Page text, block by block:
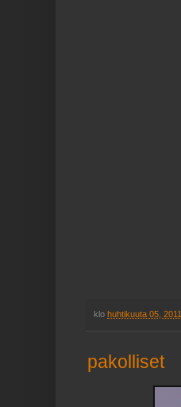
klo huhtikuuta 05, 2011
pakolliset